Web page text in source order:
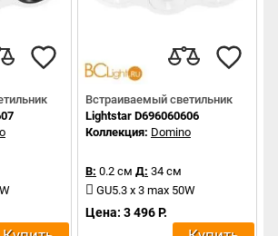
Встраиваемый светильник
Lightstar D696060606
Коллекция: Domino
В: 0.2 см Д: 34 см
GU5.3 x 3 max 50W
Цена: 3 496 Р.